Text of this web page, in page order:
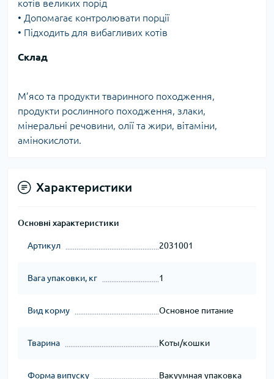
котів великих порід
• Допомагає контролювати порції
• Підходить для вибагливих котів
Склад
М’ясо та продукти тваринного походження,
продукти рослинного походження, злаки,
мінеральні речовини, олії та жири, вітаміни,
амінокислоти.
Характеристики
Основні характеристики
Артикул 2031001
Вага упаковки, кг 1
Вид корму Основное питание
Тварина Коты/кошки
Форма випуску Вакуумная упаковка